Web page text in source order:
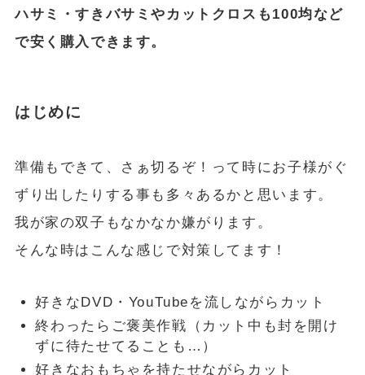
ハサミ・すきバサミやカットクロスも100均など
で安く購入できます。
はじめに
準備もできて、さぁ切るぞ！って時にお子様がぐ
ずり出したりする事も多々あるかと思います。
我が家の双子もなかなか嫌がります。
そんな時はこんな感じで対策してます！
好きなDVD・YouTubeを流しながらカット
終わったらご褒美作戦（カット中も封を開け
ずに待たせてることも…）
好きなおもちゃを持たせながらカット